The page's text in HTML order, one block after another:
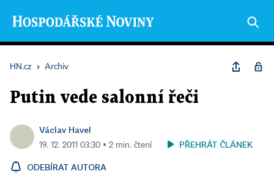
HN.cz › Archiv
Putin vede salonní řeči
Václav Havel
19. 12. 2011 03:30 ▪ 2 min. čtení PŘEHRÁT ČLÁNEK
ODEBÍRAT AUTORA